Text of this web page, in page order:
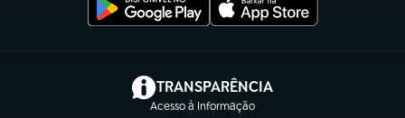
TRANSPARÊNCIA
Acesso à Informação
(abre em nova aba)